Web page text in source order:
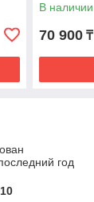
В наличии
70 900 ₸
год